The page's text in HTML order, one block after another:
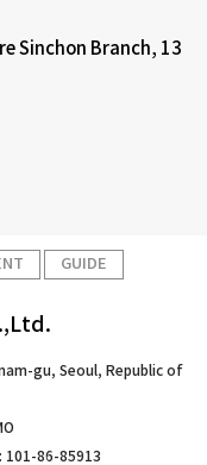
Sinchon Branch, 13
GUIDE
gu, Seoul, Republic of
86-85913